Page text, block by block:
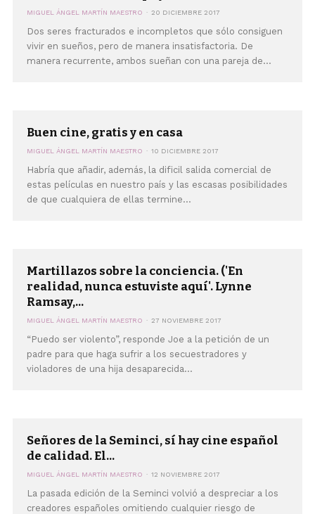
MIGUEL ÁNGEL MARTÍN MAESTRO 20 DICIEMBRE 2017
Dos seres fracturados e incompletos que sólo consiguen
vivir en sueños, pero de manera insatisfactoria. De
manera recurrente, ambos sueñan con una pareja de...
Buen cine, gratis y en casa
MIGUEL ÁNGEL MARTÍN MAESTRO 10 DICIEMBRE 2017
Habría que añadir, además, la dificil salida comercial de
estas películas en nuestro país y las escasas posibilidades
de que cualquiera de ellas termine...
Martillazos sobre la conciencia. ('En
realidad, nunca estuviste aquí'. Lynne
Ramsay,...
MIGUEL ÁNGEL MARTÍN MAESTRO 27 NOVIEMBRE 2017
“Puedo ser violento”, responde Joe a la petición de un
padre para que haga sufrir a los secuestradores y
violadores de una hija desaparecida...
Señores de la Seminci, sí hay cine español
de calidad. El...
MIGUEL ÁNGEL MARTÍN MAESTRO 12 NOVIEMBRE 2017
La pasada edición de la Seminci volvió a despreciar a los
creadores españoles omitiendo cualquier riesgo de